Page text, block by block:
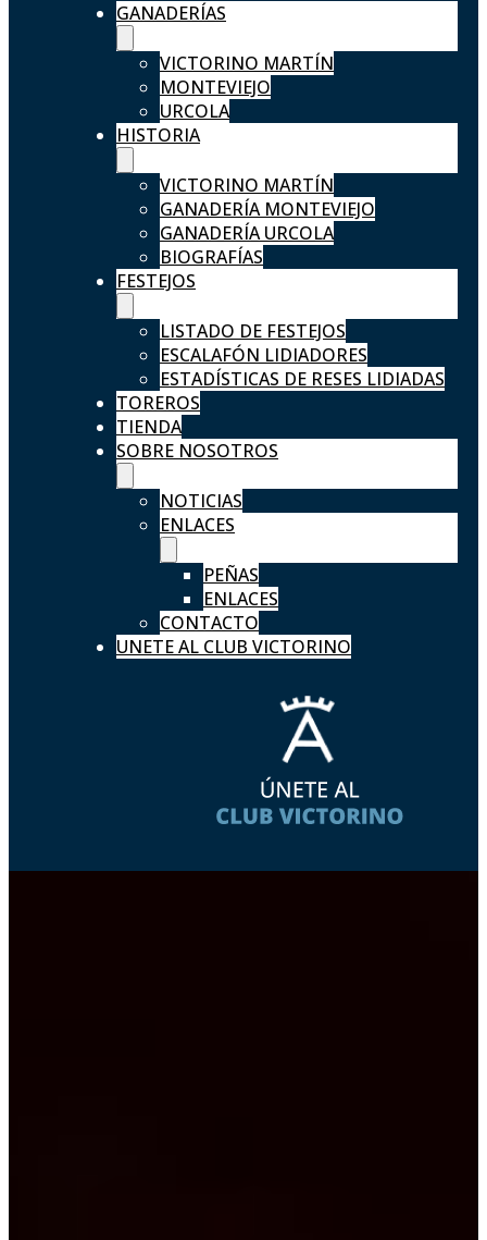
GANADERÍAS
VICTORINO MARTÍN
MONTEVIEJO
URCOLA
HISTORIA
VICTORINO MARTÍN
GANADERÍA MONTEVIEJO
GANADERÍA URCOLA
BIOGRAFÍAS
FESTEJOS
LISTADO DE FESTEJOS
ESCALAFÓN LIDIADORES
ESTADÍSTICAS DE RESES LIDIADAS
TOREROS
TIENDA
SOBRE NOSOTROS
NOTICIAS
ENLACES
PEÑAS
ENLACES
CONTACTO
UNETE AL CLUB VICTORINO